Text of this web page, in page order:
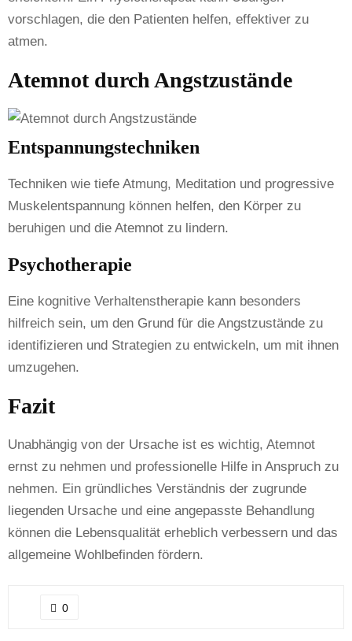
vorschlagen, die den Patienten helfen, effektiver zu
atmen.
Atemnot durch Angstzustände
Entspannungstechniken
Techniken wie tiefe Atmung, Meditation und progressive
Muskelentspannung können helfen, den Körper zu
beruhigen und die Atemnot zu lindern.
Psychotherapie
Eine kognitive Verhaltenstherapie kann besonders
hilfreich sein, um den Grund für die Angstzustände zu
identifizieren und Strategien zu entwickeln, um mit ihnen
umzugehen.
Fazit
Unabhängig von der Ursache ist es wichtig, Atemnot
ernst zu nehmen und professionelle Hilfe in Anspruch zu
nehmen. Ein gründliches Verständnis der zugrunde
liegenden Ursache und eine angepasste Behandlung
können die Lebensqualität erheblich verbessern und das
allgemeine Wohlbefinden fördern.
0